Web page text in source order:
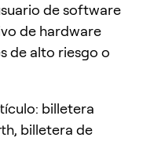
de software
de hardware
de alto riesgo o
billetera
billetera de